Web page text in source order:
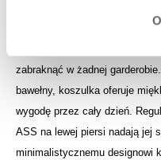
zabraknąć w żadnej
bawełny, koszulka oferuje
wygodę przez cały dzień.
ASS na lewej piersi nadają jej
minimalistycznemu designowi